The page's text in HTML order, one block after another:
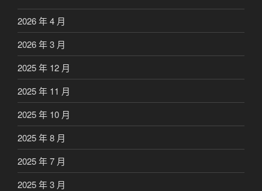
2026 年 4 月
2026 年 3 月
2025 年 12 月
2025 年 11 月
2025 年 10 月
2025 年 8 月
2025 年 7 月
2025 年 3 月